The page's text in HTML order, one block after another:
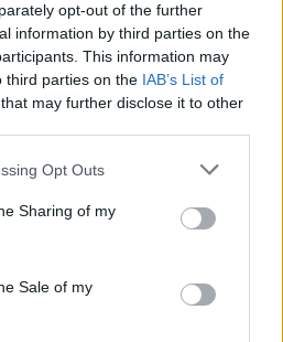
opt-out of the further
information by third parties on the
This information may
third parties on the IAB’s List of
that may further disclose it to other
Opt Outs
Sharing of my
Sale of my
4: incredibile rimonta
dei Leoni: cinque con
in 26 minuti!
22 Dicembre 2022
In "Tortona"